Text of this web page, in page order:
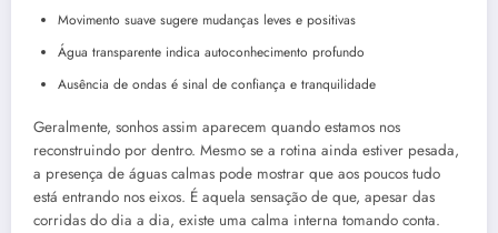
Movimento suave sugere mudanças leves e positivas
Água transparente indica autoconhecimento profundo
Ausência de ondas é sinal de confiança e tranquilidade
Geralmente, sonhos assim aparecem quando estamos nos
reconstruindo por dentro. Mesmo se a rotina ainda estiver pesada,
a presença de águas calmas pode mostrar que aos poucos tudo
está entrando nos eixos. É aquela sensação de que, apesar das
corridas do dia a dia, existe uma calma interna tomando conta.